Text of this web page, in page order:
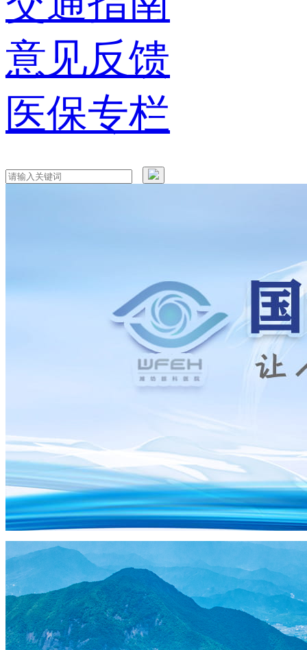
意见反馈
医保专栏